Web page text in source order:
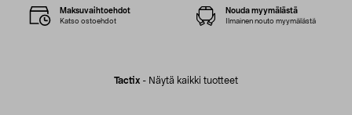
Tactix - Näytä kaikki tuotteet
Maksuvaihtoehdot
Katso ostoehdot
Nouda myymälästä
Ilmainen nouto myymälästä